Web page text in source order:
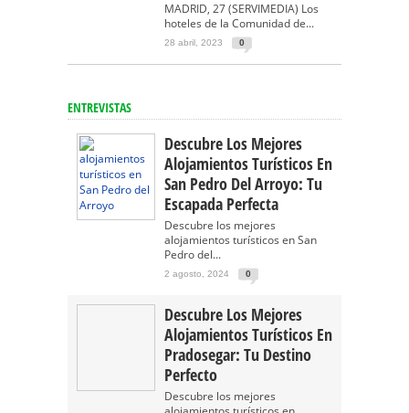
MADRID, 27 (SERVIMEDIA) Los
hoteles de la Comunidad de...
28 abril, 2023 0
ENTREVISTAS
Descubre Los Mejores
Alojamientos Turísticos En
San Pedro Del Arroyo: Tu
Escapada Perfecta
Descubre los mejores
alojamientos turísticos en San
Pedro del...
2 agosto, 2024 0
Descubre Los Mejores
Alojamientos Turísticos En
Pradosegar: Tu Destino
Perfecto
Descubre los mejores